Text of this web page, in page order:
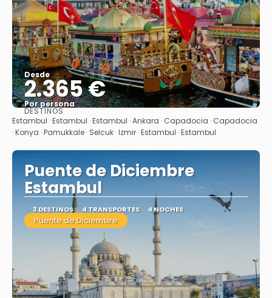
Desde
2.365 €
Por persona
Ver
DESTINOS
Estambul · Estambul · Estambul · Ankara · Capadocia · Capadocia
· Konya · Pamukkale · Selcuk · Izmir · Estambul · Estambul
Puente de Diciembre
Estambul
3 DESTINOS 4 TRANSPORTES 4 NOCHES
Puente de Diciembre